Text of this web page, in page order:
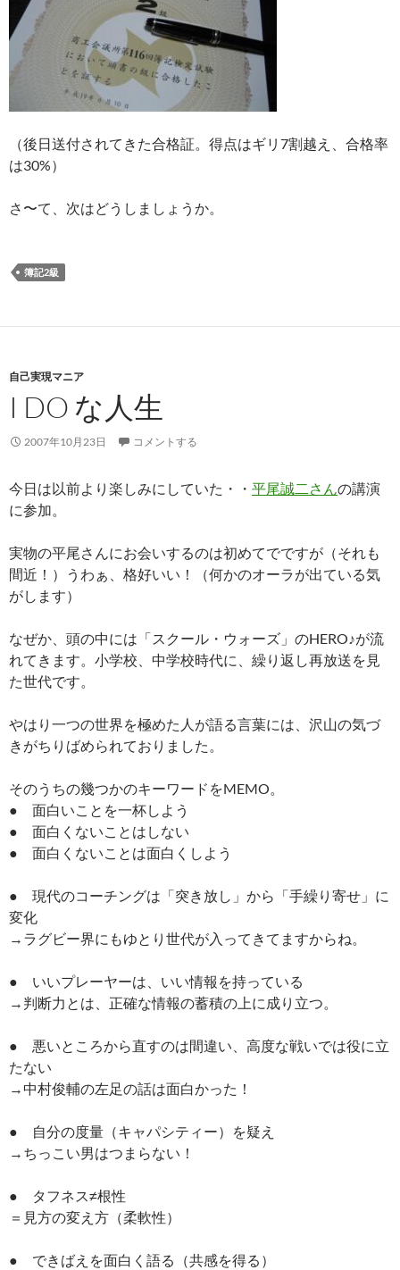
（後日送付されてきた合格証。得点はギリ7割越え、合格率
は30%）
さ〜て、次はどうしましょうか。
簿記2級
自己実現マニア
I DO な人生
2007年10月23日 コメントする
今日は以前より楽しみにしていた・・ 平尾誠二さんの講演
に参加。
実物の平尾さんにお会いするのは初めてでですが（それも
間近！）うわぁ、格好いい！（何かのオーラが出ている気
がします）
なぜか、頭の中には「スクール・ウォーズ」のHERO♪が流
れてきます。小学校、中学校時代に、繰り返し再放送を見
た世代です。
やはり一つの世界を極めた人が語る言葉には、沢山の気づ
きがちりばめられておりました。
そのうちの幾つかのキーワードをMEMO。
● 面白いことを一杯しよう
● 面白くないことはしない
● 面白くないことは面白くしよう
● 現代のコーチングは「突き放し」から「手繰り寄せ」に
変化
→ラグビー界にもゆとり世代が入ってきてますからね。
● いいプレーヤーは、いい情報を持っている
→判断力とは、正確な情報の蓄積の上に成り立つ。
● 悪いところから直すのは間違い、高度な戦いでは役に立
たない
→中村俊輔の左足の話は面白かった！
● 自分の度量（キャパシティー）を疑え
→ちっこい男はつまらない！
● タフネス≠根性
＝見方の変え方（柔軟性）
● できばえを面白く語る（共感を得る）